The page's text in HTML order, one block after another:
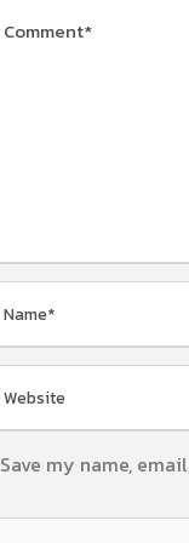
Save my name,